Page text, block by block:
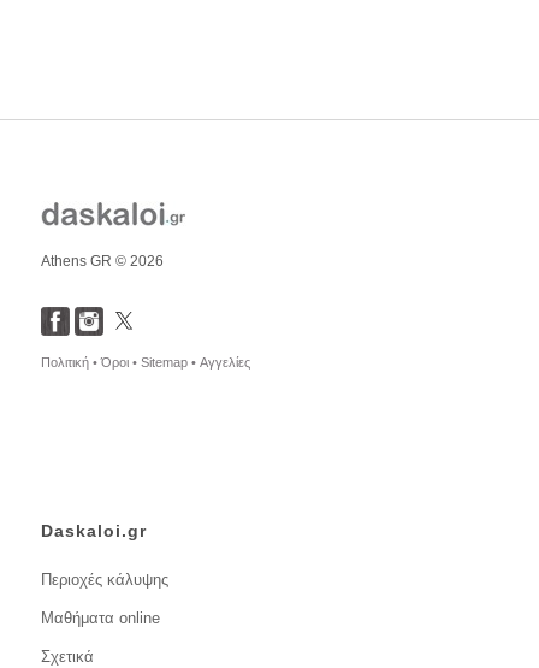
Athens GR © 2026
Πολιτική •Όροι • Sitemap • Αγγελίες
Daskaloi.gr
Περιοχές κάλυψης
Μαθήματα online
Σχετικά